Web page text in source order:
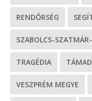
RENDŐRSÉG
SZABOLCS-
TRAGÉDIA
VESZPRÉM MEGYE